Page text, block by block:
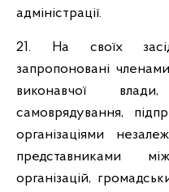
адміністрації.
21. На своїх
запропоновані
виконавчої
самоврядування,
організаціями
представниками
організацій,